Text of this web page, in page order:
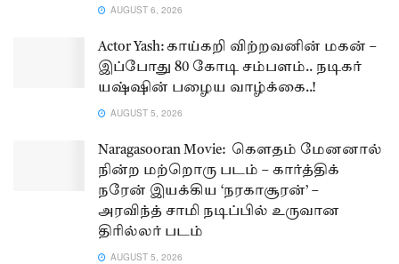
AUGUST 6, 2026
Actor Yash: காய்கறி விற்றவனின் மகன் –
இப்போது 80 கோடி சம்பளம்.. நடிகர்
யஷ்ஷின் பழைய வாழ்க்கை..!
AUGUST 5, 2026
Naragasooran Movie: கௌதம் மேனனால்
நின்ற மற்றொரு படம் – கார்த்திக்
நரேன் இயக்கிய ‘நரகாசூரன்’ –
அரவிந்த் சாமி நடிப்பில் உருவான
திரில்லர் படம்
AUGUST 5, 2026